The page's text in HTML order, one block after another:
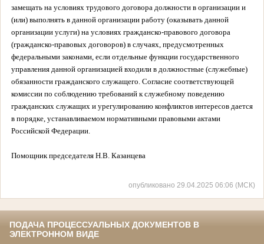
замещать на условиях трудового договора должности в организации и
(или) выполнять в данной организации работу (оказывать данной
организации услуги) на условиях гражданско-правового договора
(гражданско-правовых договоров) в случаях, предусмотренных
федеральными законами, если отдельные функции государственного
управления данной организацией входили в должностные (служебные)
обязанности гражданского служащего. Согласие соответствующей
комиссии по соблюдению требований к служебному поведению
гражданских служащих и урегулированию конфликтов интересов дается
в порядке, устанавливаемом нормативными правовыми актами
Российской Федерации.
Помощник председателя Н.В. Казанцева
опубликовано 29.04.2025 06:06 (МСК)
ПОДАЧА ПРОЦЕССУАЛЬНЫХ ДОКУМЕНТОВ В
ЭЛЕКТРОННОМ ВИДЕ